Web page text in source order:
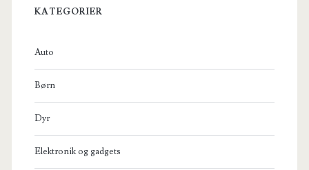
KATEGORIER
Auto
Børn
Dyr
Elektronik og gadgets